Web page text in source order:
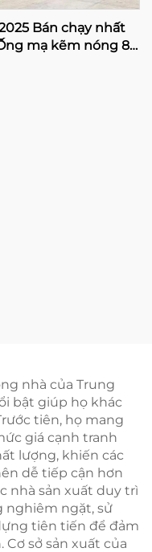
Bán chạy nhất
mạ kẽm nóng 8
nhà của Trung
bật giúp họ khác
tiên, họ mang
giá cạnh tranh
lượng, khiến các
dễ tiếp cận hơn
nhà sản xuất duy trì
nghiêm ngặt, sử
tiên tiến để đảm
Cơ sở sản xuất của